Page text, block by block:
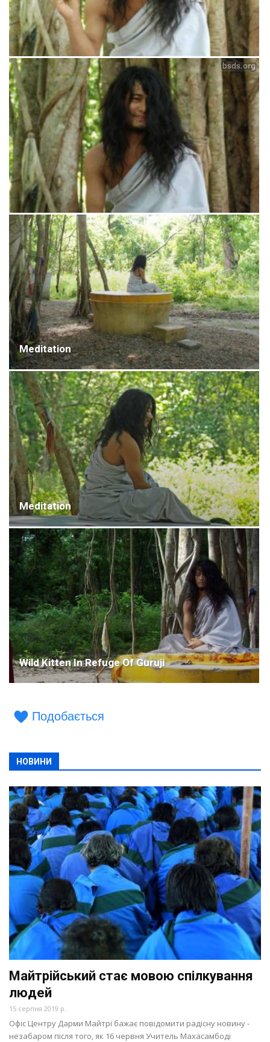
Meditation
Meditation
Wild Kitten In Refuge Of Guruji
Подобається
НОВИНИ
Майтрійський стає мовою спілкування
людей
15 серпня 2019 р.
Офіс Центру Дарми Майтрі бажає повідомити радісну новину -
незабаром після того, як 16 червня Учитель Махасамбоді